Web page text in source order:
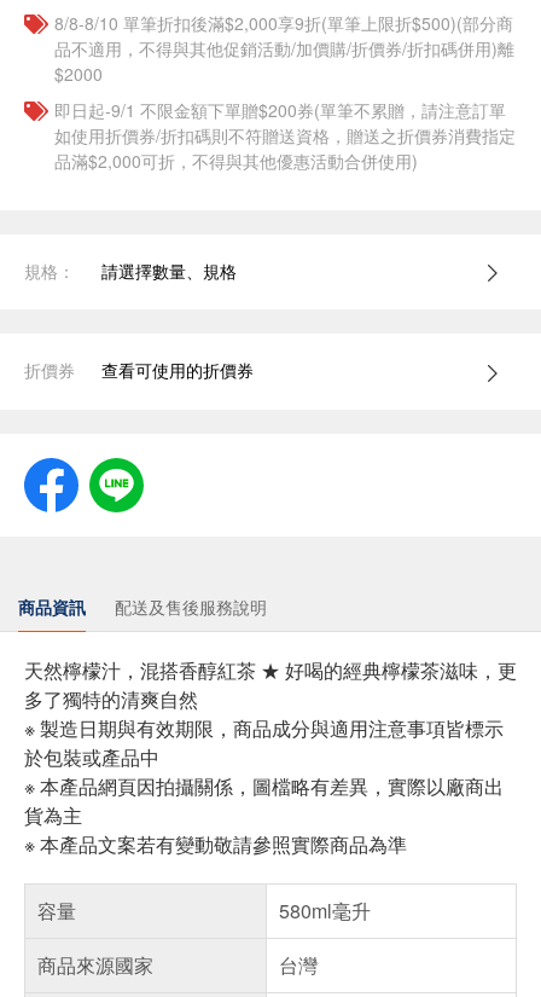
8/8-8/10 單筆折扣後滿$2,000享9折(單筆上限折$500)(部分商
品不適用，不得與其他促銷活動/加價購/折價券/折扣碼併用)離
$2000
即日起-9/1 不限金額下單贈$200券(單筆不累贈，請注意訂單
如使用折價券/折扣碼則不符贈送資格，贈送之折價券消費指定
品滿$2,000可折，不得與其他優惠活動合併使用)
規格： 請選擇數量、規格
折價券 查看可使用的折價券
商品資訊 配送及售後服務說明
天然檸檬汁，混搭香醇紅茶 ★ 好喝的經典檸檬茶滋味，更
多了獨特的清爽自然
※ 製造日期與有效期限，商品成分與適用注意事項皆標示
於包裝或產品中
※ 本產品網頁因拍攝關係，圖檔略有差異，實際以廠商出
貨為主
※ 本產品文案若有變動敬請參照實際商品為準
容量
580ml毫升
商品來源國家
台灣